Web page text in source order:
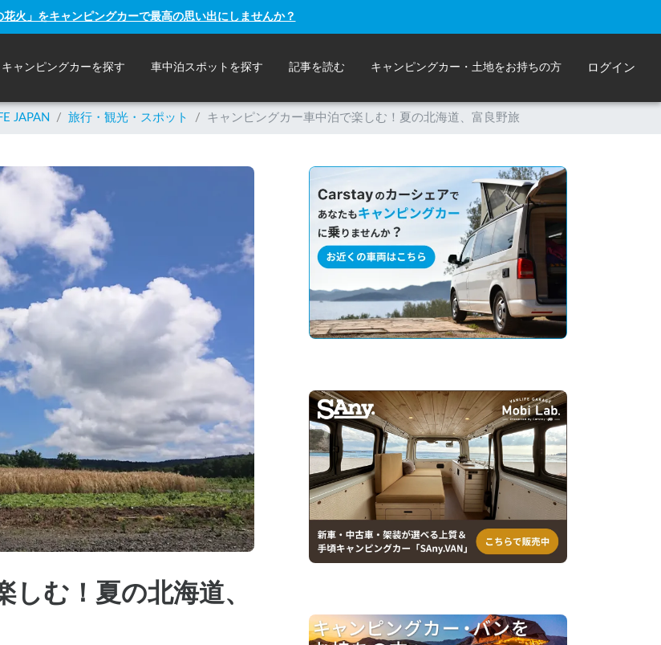
火」をキャンピングカーで最高の思い出にしませんか？
キャンピングカーを探す 車中泊スポットを探す 記事を読む キャンピングカー・土地をお持ちの方 ログイン
JAPAN / 旅行・観光・スポット / キャンピングカー車中泊で楽しむ！夏の北海道、富良野旅
む！夏の北海道、